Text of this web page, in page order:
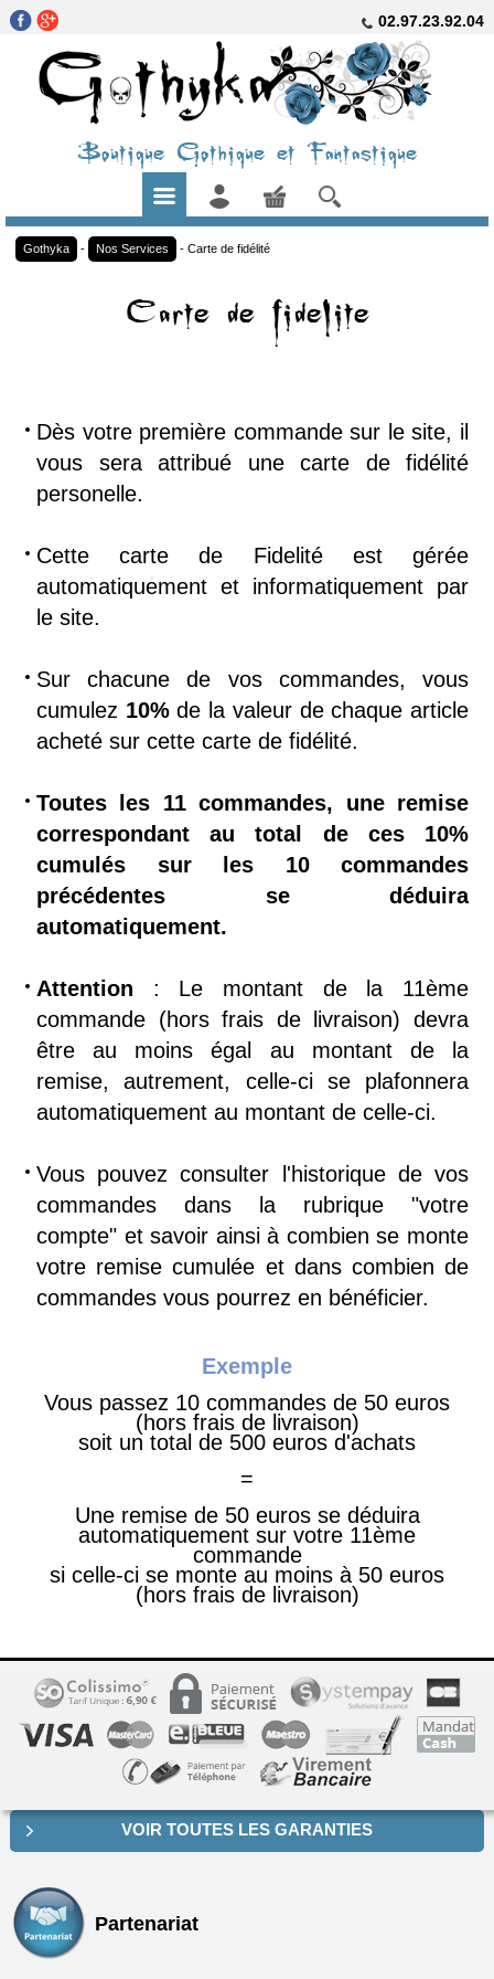
02.97.23.92.04
Boutique Gothique et Fantastique
Gothyka - Nos Services - Carte de fidélité
Carte de fidelite
Dès votre première commande sur le site, il
vous sera attribué une carte de fidélité
personelle.
Cette carte de Fidelité est gérée
automatiquement et informatiquement par
le site.
Sur chacune de vos commandes, vous
cumulez 10%de la valeur de chaque article
acheté sur cette carte de fidélité.
Toutes les 11 commandes, une remise
correspondant au total de ces 10%
cumulés sur les 10 commandes
précédentes se déduira
automatiquement.
Attention : Le montant de la 11ème
commande (hors frais de livraison) devra
être au moins égal au montant de la
remise, autrement, celle-ci se plafonnera
automatiquement au montant de celle-ci.
Vous pouvez consulter l'historique de vos
commandes dans la rubrique "votre
compte" et savoir ainsi à combien se monte
votre remise cumulée et dans combien de
commandes vous pourrez en bénéficier.
Exemple
Vous passez 10 commandes de 50 euros
(hors frais de livraison)
soit un total de 500 euros d'achats
=
Une remise de 50 euros se déduira
automatiquement sur votre 11ème
commande
si celle-ci se monte au moins à 50 euros
(hors frais de livraison)
VOIR TOUTES LES GARANTIES
Partenariat